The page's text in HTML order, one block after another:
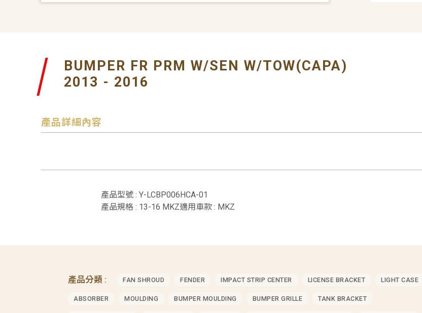
BUMPER FR PRM W/SEN W/TOW(CAPA)
2013 - 2016
產品詳細內容
產品型號 : Y-LCBP006HCA-01
產品規格 : 13-16 MKZ適用車款 : MKZ
產品分類 : FAN SHROUD FENDER IMPACT STRIP CENTER LICENSE BRACKET LIGHT CASE
ABSORBER MOULDING BUMPER MOULDING BUMPER GRILLE TANK BRACKET